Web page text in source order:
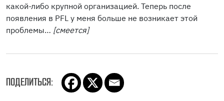
какой-либо крупной организацией. Теперь после
появления в PFL у меня больше не возникает этой
проблемы… [смеется]
ПОДЕЛИТЬСЯ: